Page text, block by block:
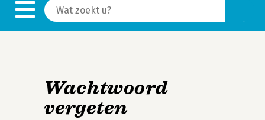
Wachtwoord
vergeten